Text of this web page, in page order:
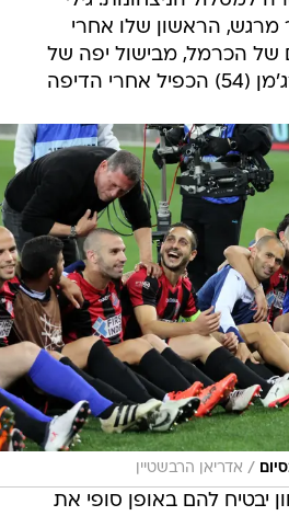
שער מרגש, הראשון שלו אחרי
הכרמל, מבישול יפה של
עדן בן בסט ואלון תורג'מן (54) הכפיל אחרי הדיפה
/ אדריאן הרבשטיין
יבטיח להם באופן סופי את